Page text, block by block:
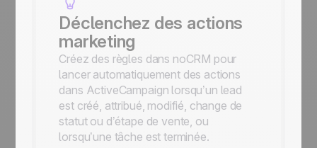
Déclenchez des actions
marketing
Créez des règles dans noCRM pour
lancer automatiquement des actions
dans ActiveCampaign lorsqu’un lead
est créé, attribué, modifié, change de
statut ou d’étape de vente, ou
lorsqu’une tâche est terminée.